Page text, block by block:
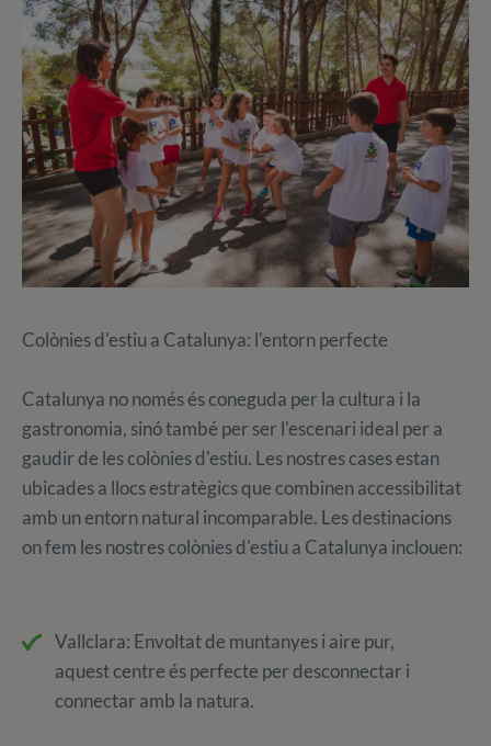
Colònies d'estiu a Catalunya: l'entorn perfecte
Catalunya no només és coneguda per la cultura i la
gastronomia, sinó també per ser l'escenari ideal per a
gaudir de les colònies d'estiu. Les nostres cases estan
ubicades a llocs estratègics que combinen accessibilitat
amb un entorn natural incomparable. Les destinacions
on fem les nostres colònies d'estiu a Catalunya inclouen:
Vallclara: Envoltat de muntanyes i aire pur,
aquest centre és perfecte per desconnectar i
connectar amb la natura.